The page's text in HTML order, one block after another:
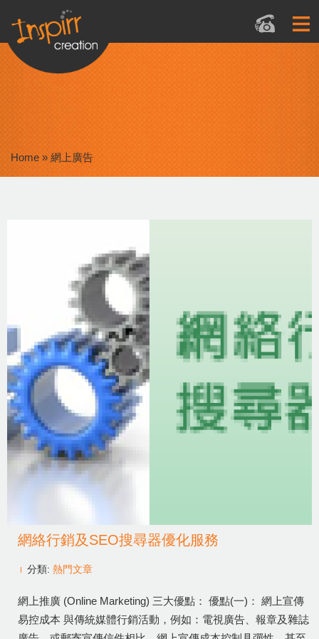
Home » 網上廣告
網絡行銷及SEO搜尋器優化服務
分類: 熱門文章
網上推廣 (Online Marketing) 三大優點： 優點(一)： 網上宣傳
易控成本 與傳統媒體行銷活動，例如：電視廣告、報章及雜誌